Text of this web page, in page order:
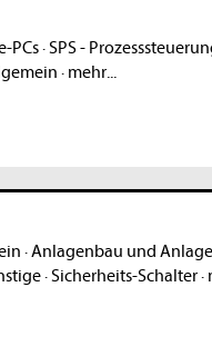
PCs·SPS -
· mehr...
·Anlagenbau und
·Sicherheits-Schalter·